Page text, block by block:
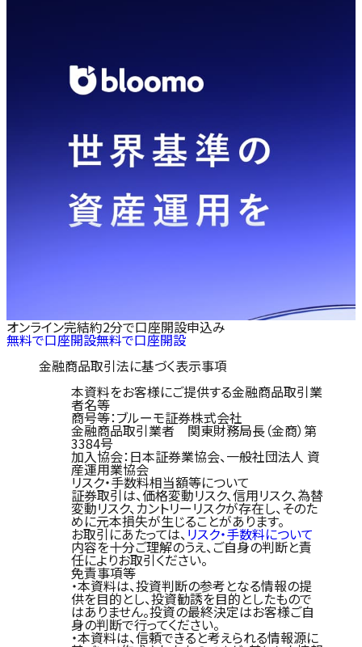
オンライン完結約2分で口座開設申込み
無料で口座開設無料で口座開設
金融商品取引法に基づく表示事項
本資料をお客様にご提供する金融商品取引業
者名等
商号等：ブルーモ証券株式会社
金融商品取引業者 関東財務局長（金商）第
3384号
加入協会：日本証券業協会、一般社団法人 資
産運用業協会
リスク・手数料相当額等について
証券取引は、価格変動リスク、信用リスク、為替
変動リスク、カントリーリスクが存在し、そのた
めに元本損失が生じることがあります。
お取引にあたっては、リスク・手数料について
内容を十分ご理解のうえ、ご自身の判断と責
任によりお取引ください。
免責事項等
・本資料は、投資判断の参考となる情報の提
供を目的とし、投資勧誘を目的としたもので
はありません。投資の最終決定はお客様ご自
身の判断で行ってください。
・本資料は、信頼できると考えられる情報源に